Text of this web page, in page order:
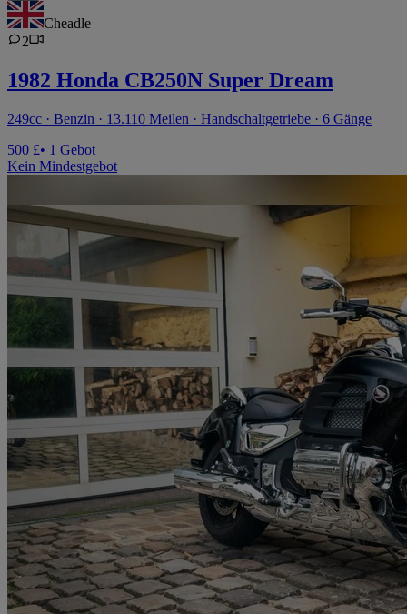
Cheadle
2
1982 Honda CB250N Super Dream
249cc · Benzin · 13.110 Meilen · Handschaltgetriebe · 6 Gänge
500 £• 1 Gebot
Kein Mindestgebot